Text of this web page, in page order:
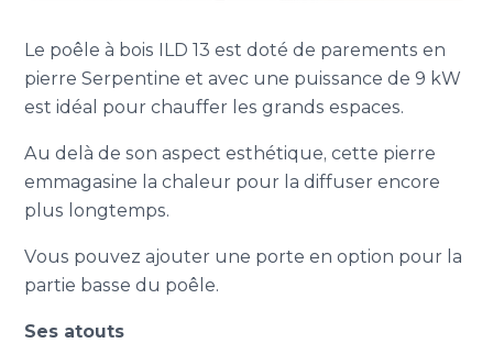
Le poêle à bois ILD 13 est doté de parements en
pierre Serpentine et avec une puissance de 9 kW
est idéal pour chauffer les grands espaces.
Au delà de son aspect esthétique, cette pierre
emmagasine la chaleur pour la diffuser encore
plus longtemps.
Vous pouvez ajouter une porte en option pour la
partie basse du poêle.
Ses atouts